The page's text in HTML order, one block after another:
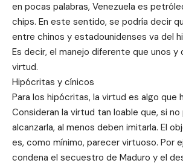
en pocas palabras, Venezuela es
chips. En este sentido, se podría decir
entre chinos y estadounidenses va del
Es decir, el manejo diferente que unos y
virtud.
Hipócritas y cínicos
Para los hipócritas, la virtud es algo que
Consideran la virtud tan loable que, si no
alcanzarla, al menos deben imitarla. El
es, como mínimo, parecer virtuoso. Por
condena el secuestro de Maduro y el